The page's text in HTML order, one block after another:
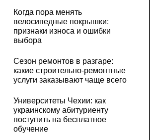
Когда пора менять
велосипедные покрышки:
признаки износа и ошибки
выбора
Сезон ремонтов в разгаре:
какие строительно-ремонтные
услуги заказывают чаще всего
Университеты Чехии: как
украинскому абитуриенту
поступить на бесплатное
обучение